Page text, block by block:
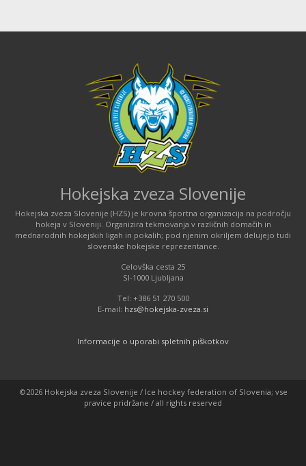
Hokejska zveza Slovenije
Hokejska zveza Slovenije (HZS) je krovna športna organizacija na področju
hokeja v Sloveniji. Organizira tekmovanja v različnih domačih in
mednarodnih hokejskih ligah in pokalih; pod njenim okriljem delujejo tudi
slovenske hokejske reprezentance.
Celovška cesta 25
SI-1000 Ljubljana
Tel: +386 51 270 500
E-mail: hzs@hokejska-zveza.si
Informacije o uporabi spletnih piškotkov
©2026 Hokejska zveza Slovenije / Ice hockey federation of Slovenia; vse
pravice pridržane / all rights reserved